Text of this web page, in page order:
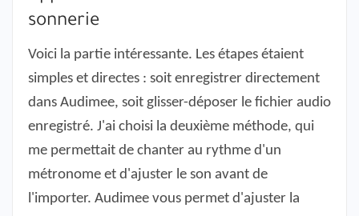
sonnerie
Voici la partie intéressante. Les étapes étaient
simples et directes : soit enregistrer directement
dans Audimee, soit glisser-déposer le fichier audio
enregistré. J'ai choisi la deuxième méthode, qui
me permettait de chanter au rythme d'un
métronome et d'ajuster le son avant de
l'importer. Audimee vous permet d'ajuster la